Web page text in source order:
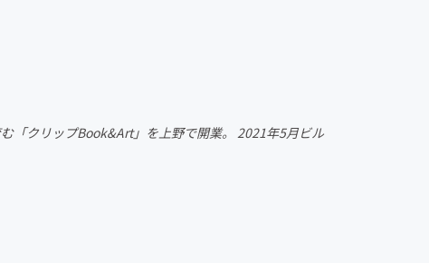
ファッション
「クリップBook&Art」を上野で開業。 2021年5月ビル